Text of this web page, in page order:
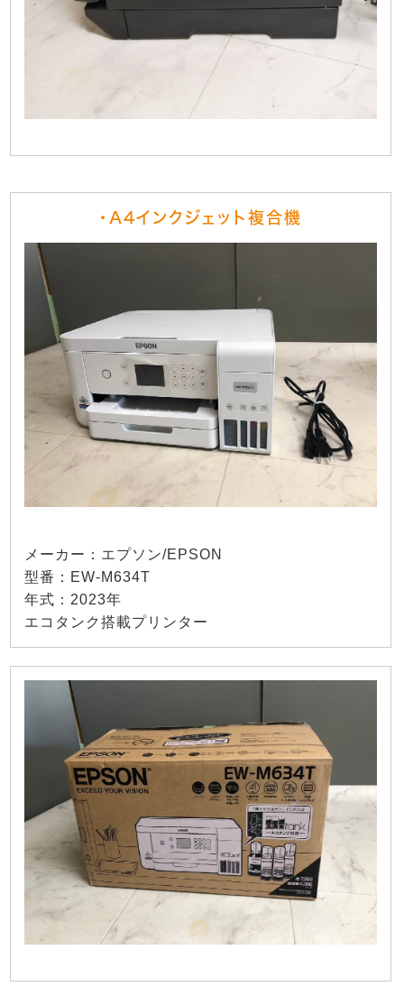
・A4インクジェット複合機
メーカー：エプソン/EPSON
型番：EW-M634T
年式：2023年
エコタンク搭載プリンター